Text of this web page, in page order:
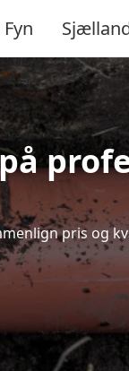
Fyn
pris og